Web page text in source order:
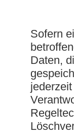
Sofern
Daten,